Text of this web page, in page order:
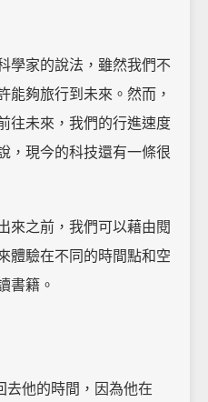
學家的說法，雖然我們不
能夠旅行到未來。然而，
往未來，我們的行進速度
，現今的科技還有一條很
來之前，我們可以藉由閱
體驗在不同的時間點和空
書籍。
去他的時間，因為他在